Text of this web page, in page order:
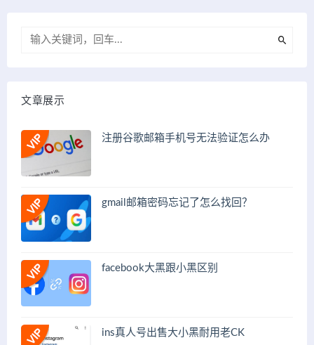
文章展示
注册谷歌邮箱手机号无法验证怎么办
gmail邮箱密码忘记了怎么找回？
facebook大黑跟小黑区别
ins真人号出售大小黑耐用老CK